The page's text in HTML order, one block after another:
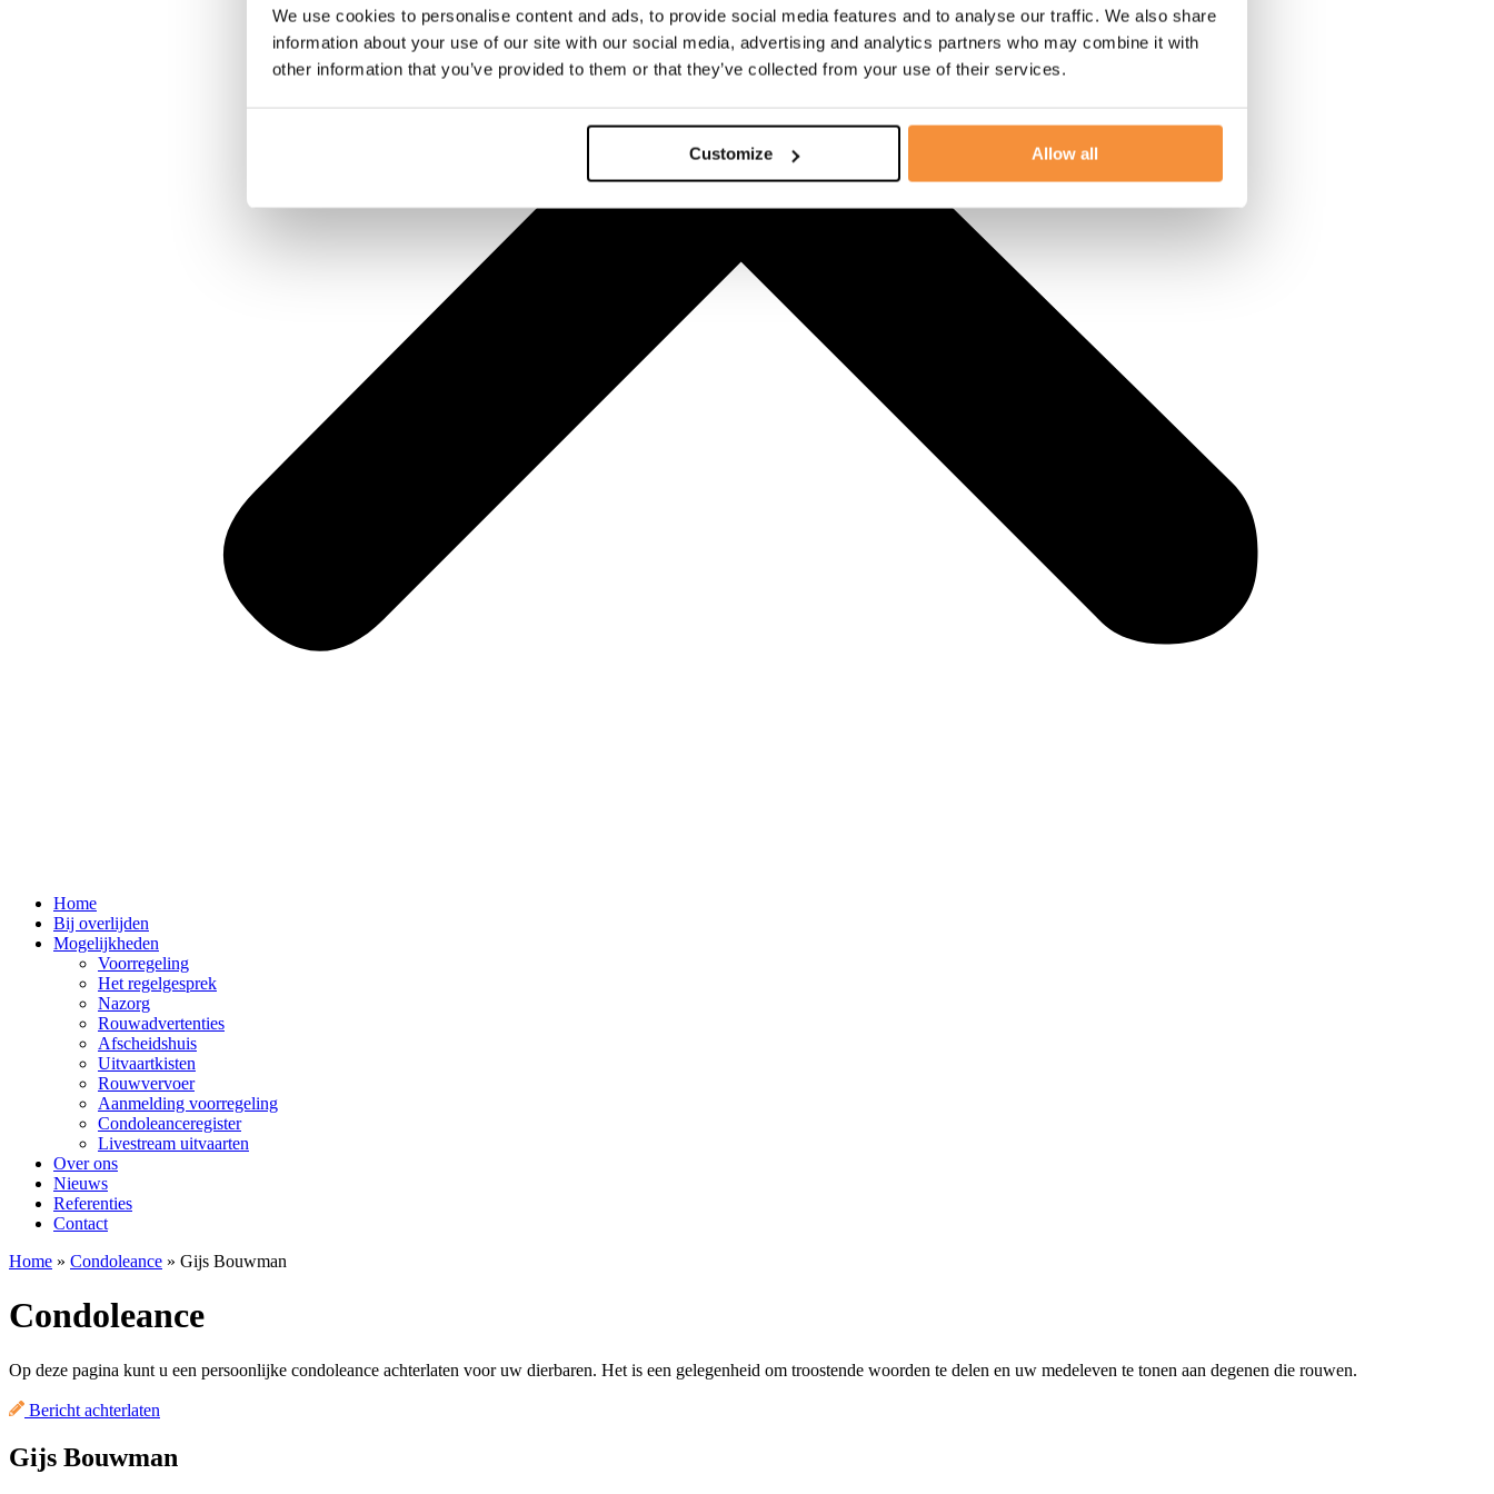
We use cookies to personalise content and ads, to provide social media features and to analyse our traffic. We also share
information about your use of our site with our social media, advertising and analytics partners who may combine it with
other information that you’ve provided to them or that they’ve collected from your use of their services.
Customize Allow all
Home
Bij overlijden
Mogelijkheden
Voorregeling
Het regelgesprek
Nazorg
Rouwadvertenties
Afscheidshuis
Uitvaartkisten
Rouwvervoer
Aanmelding voorregeling
Condoleanceregister
Livestream uitvaarten
Over ons
Nieuws
Referenties
Contact
Home » Condoleance » Gijs Bouwman
Condoleance
Op deze pagina kunt u een persoonlijke condoleance achterlaten voor uw dierbaren. Het is een gelegenheid om troostende woorden te delen en uw medeleven te tonen aan degenen die rouwen.
Bericht achterlaten
Gijs Bouwman